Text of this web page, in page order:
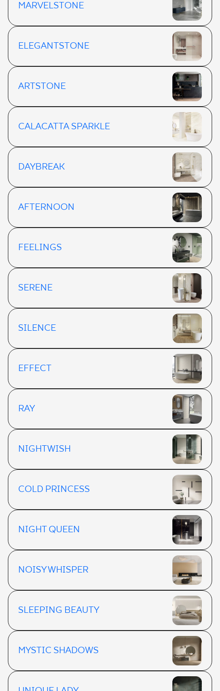
MARVELSTONE
ELEGANTSTONE
ARTSTONE
CALACATTA SPARKLE
DAYBREAK
AFTERNOON
FEELINGS
SERENE
SILENCE
EFFECT
RAY
NIGHTWISH
COLD PRINCESS
NIGHT QUEEN
NOISY WHISPER
SLEEPING BEAUTY
MYSTIC SHADOWS